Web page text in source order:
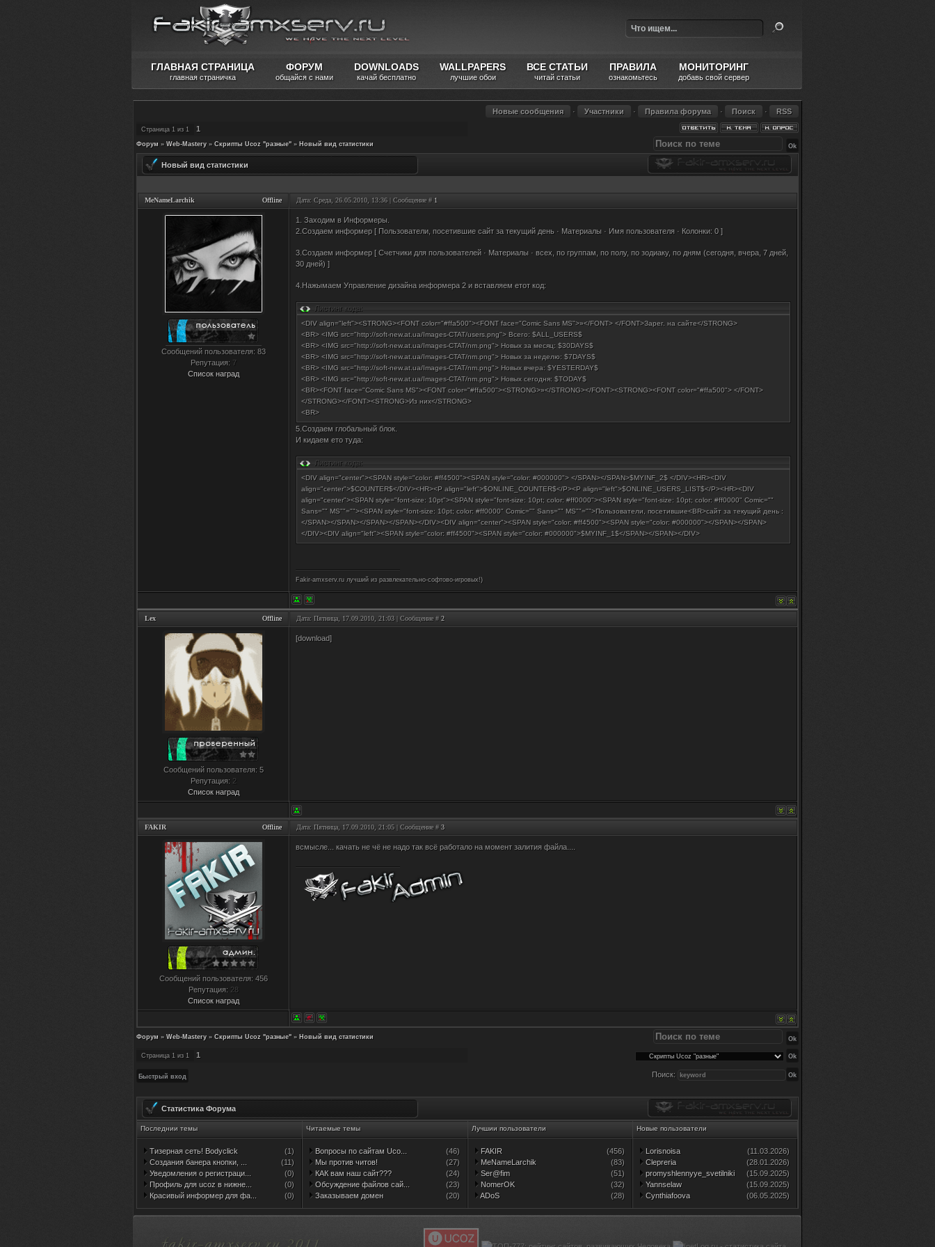
ГЛАВНАЯ СТРАНИЦА
главная страничка
ФОРУМ
общайся с нами
DOWNLOADS
качай бесплатно
WALLPAPERS
лучшие обои
ВСЕ СТАТЬИ
читай статьи
ПРАВИЛА
ознакомьтесь
МОНИТОРИНГ
добавь свой сервер
Новые сообщения · Участники · Правила форума · Поиск · RSS
Страница 1 из 1 1
Форум » Web-Mastery » Скрипты Ucoz "разные" » Новый вид статистики
Новый вид статистики
MeNameLarchik Offline Дата: Среда, 26.05.2010, 13:36 | Сообщение # 1
Сообщений пользователя: 83
Репутация: 7
Список наград
1. Заходим в Информеры.
2.Создаем информер [ Пользователи, посетившие сайт за текущий день · Материалы · Имя пользователя · Колонки: 0 ]
3.Создаем информер [ Счетчики для пользователей · Материалы · всех, по группам, по полу, по зодиаку, по дням (сегодня, вчера, 7 дней,
30 дней) ]
4.Нажымаем Управление дизайна информера 2 и вставляем етот код:
Листинг кода:
<DIV align="left"><STRONG><FONT color="#ffa500"><FONT face="Comic Sans MS">»</FONT> </FONT>Зарег. на сайте</STRONG>
<BR> <IMG src="http://soft-new.at.ua/Images-CTAT/users.png"> Всего: $ALL_USERS$
<BR> <IMG src="http://soft-new.at.ua/Images-CTAT/nm.png"> Новых за месяц: $30DAYS$
<BR> <IMG src="http://soft-new.at.ua/Images-CTAT/nm.png"> Новых за неделю: $7DAYS$
<BR> <IMG src="http://soft-new.at.ua/Images-CTAT/nm.png"> Новых вчера: $YESTERDAY$
<BR> <IMG src="http://soft-new.at.ua/Images-CTAT/nm.png"> Новых сегодня: $TODAY$
<BR><FONT face="Comic Sans MS"><FONT color="#ffa500"><STRONG>»</STRONG></FONT><STRONG><FONT color="#ffa500"> </FONT>
</STRONG></FONT><STRONG>Из них</STRONG>
<BR>
5.Создаем глобальный блок.
И кидаем ето туда:
Листинг кода:
<DIV align="center"><SPAN style="color: #ff4500"><SPAN style="color: #000000"> </SPAN></SPAN>$MYINF_2$ </DIV><HR><DIV
align="center">$COUNTER$</DIV><HR><P align="left">$ONLINE_COUNTER$</P><P align="left">$ONLINE_USERS_LIST$</P><HR><DIV
align="center"><SPAN style="font-size: 10pt"><SPAN style="font-size: 10pt; color: #ff0000"><SPAN style="font-size: 10pt; color: #ff0000" Comic=""
Sans="" MS""=""><SPAN style="font-size: 10pt; color: #ff0000" Comic="" Sans="" MS""="">Пользователи, посетившие<BR>сайт за текущий день :
</SPAN></SPAN></SPAN></SPAN></DIV><DIV align="center"><SPAN style="color: #ff4500"><SPAN style="color: #000000"></SPAN></SPAN>
</DIV><DIV align="left"><SPAN style="color: #ff4500"><SPAN style="color: #000000">$MYINF_1$</SPAN></SPAN></DIV>
Fakir-amxserv.ru лучший из развлекательно-софтово-игровых!)
Lex Offline Дата: Пятница, 17.09.2010, 21:03 | Сообщение # 2
Сообщений пользователя: 5
Репутация: 2
Список наград
[download]
FAKIR Offline Дата: Пятница, 17.09.2010, 21:05 | Сообщение # 3
Сообщений пользователя: 456
Репутация: 28
Список наград
всмысле... качать не чё не надо так всё работало на момент залития файла....
Форум » Web-Mastery » Скрипты Ucoz "разные" » Новый вид статистики
Страница 1 из 1 1
Поиск:
Статистика Форума
Последнии темы Читаемые темы Лучшии пользователи Новые пользователи
Тизерная сеть! Bodyclick
(1)
Создания банера кнопки, ...
(11)
Уведомления о регистраци...
(0)
Профиль для ucoz в нижне...
(0)
Красивый информер для фа...
(0)
Вопросы по сайтам Uco...
(46)
Мы против читов!
(27)
КАК вам наш сайт???
(24)
Обсуждение файлов сай...
(23)
Заказываем домен
(20)
FAKIR
(456)
MeNameLarchik
(83)
Ser@fim
(51)
NomerOK
(32)
ADoS
(28)
Lorisnoisa
(11.03.2026)
Clepreria
(28.01.2026)
promyshlennyye_svetilniki
(15.09.2025)
Yannselaw
(15.09.2025)
Cynthiafoova
(06.05.2025)